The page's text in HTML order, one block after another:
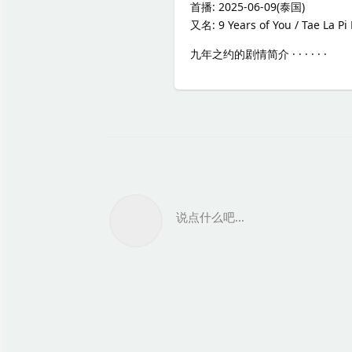
首播: 2025-06-09(泰国)
又名: 9 Years of You / Tae La
九年之约的剧情简介 · · · · · ·
说点什么吧...